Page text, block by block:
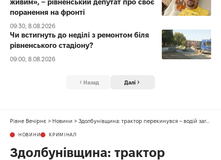
живим», – рівненський депутат про своє
поранення на фронті
09:30, 8.08.2026
Чи встигнуть до неділі з ремонтом біля
рівненського стадіону?
09:00, 8.08.2026
Назад Далі
Рівне Вечірнє > Новини > Здолбунівщина: трактор перекинувся – водій загинув
НОВИНИ КРИМІНАЛ
Здолбунівщина: трактор